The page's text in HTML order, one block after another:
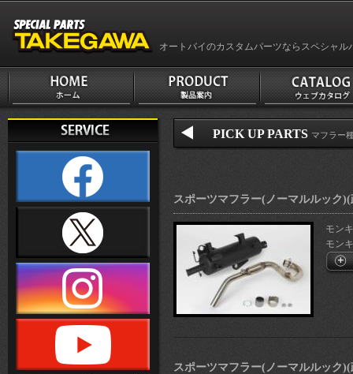
オートバイのカスタムパーツならスペシャル
PICK UP PARTS マフラー
スポーツマフラー(ノーマルルック
モン
モン
スポーツマフラー(ノーマルルック